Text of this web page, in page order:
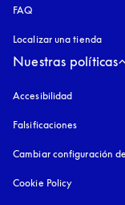
FAQ
Localizar una tienda
Nuestras políticas
Accesibilidad
Falsificaciones
Cambiar configuración
Cookie Policy